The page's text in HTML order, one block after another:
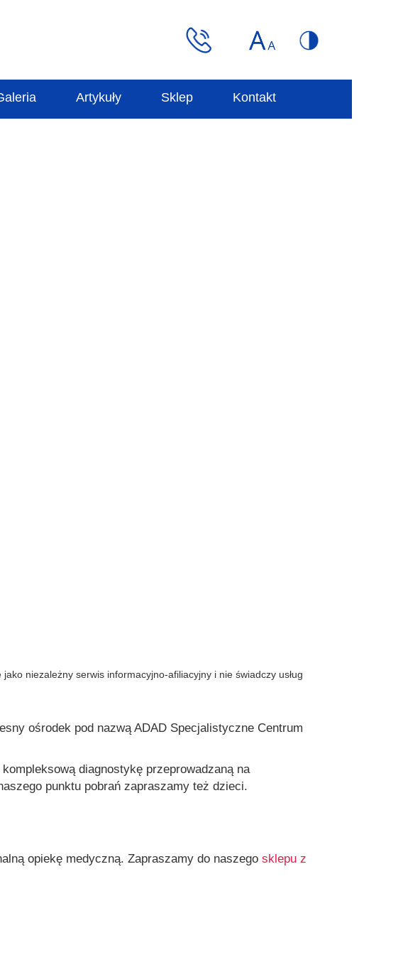
Artykuły Sklep Kontakt
niezależny serwis informacyjno-afiliacyjny i nie świadczy usług
ośrodek pod nazwą ADAD Specjalistyczne Centrum
diagnostykę przeprowadzaną na
punktu pobrań zapraszamy też dzieci.
opiekę medyczną. Zapraszamy do naszego sklepu z